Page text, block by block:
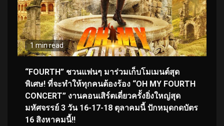
1 min read
“FOURTH” ชวนแฟนๆ มาร่วมเก็บโมเมนต์สุด
พิเศษ! ที่จะทำให้ทุกคนต้องร้อง “OH MY FOURTH
CONCERT” งานคอนเสิร์ตเดี่ยวครั้งยิ่งใหญ่สุด
มหัศจรรย์ 3 วัน 16-17-18 ตุลาคมนี้ ปักหมุดกดบัตร
16 สิงหาคมนี้!!